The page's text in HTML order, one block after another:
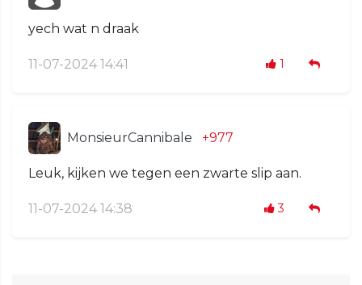
yech wat n draak
11-07-2024 14:41 1
MonsieurCannibale +977
Leuk, kijken we tegen een zwarte slip aan.
11-07-2024 14:38 3